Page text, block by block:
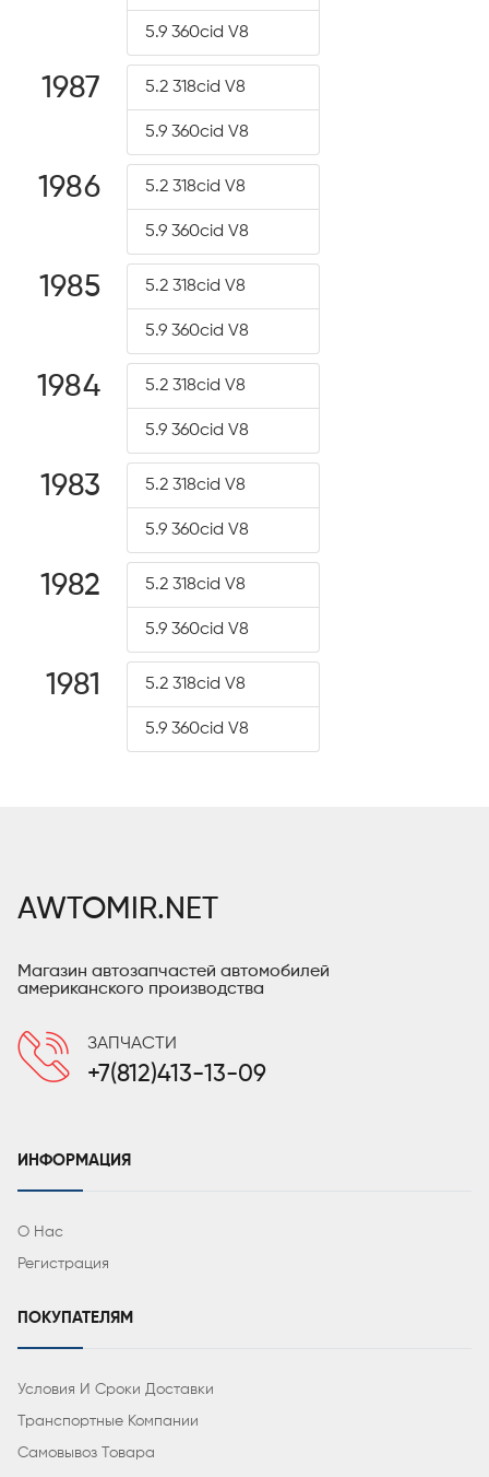
5.9 360cid V8
1987 5.2 318cid V8
5.9 360cid V8
1986 5.2 318cid V8
5.9 360cid V8
1985 5.2 318cid V8
5.9 360cid V8
1984 5.2 318cid V8
5.9 360cid V8
1983 5.2 318cid V8
5.9 360cid V8
1982 5.2 318cid V8
5.9 360cid V8
1981 5.2 318cid V8
5.9 360cid V8
AWTOMIR.NET
Магазин автозапчастей автомобилей
американского производства
ЗАПЧАСТИ
+7(812)413-13-09
ИНФОРМАЦИЯ
О Нас
Регистрация
ПОКУПАТЕЛЯМ
Условия И Сроки Доставки
Транспортные Компании
Самовывоз Товара